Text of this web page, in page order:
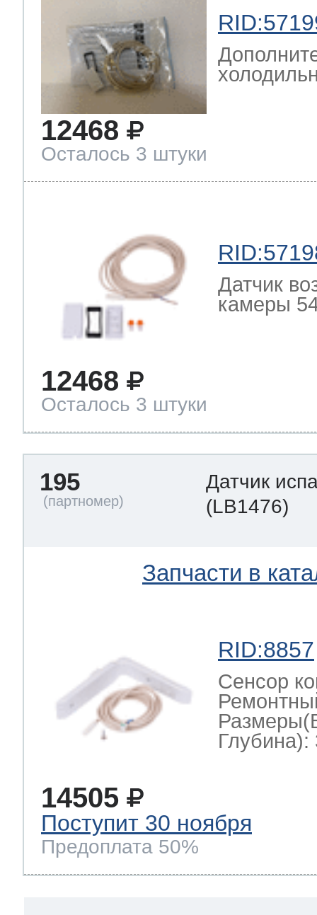
12468
Осталось 3 штуки
Датчик
камеры
12468
Осталось 3 штуки
195
Датчик
(LB1476)
Запчасти в
RID:8857
Сенсор
Глубина):
14505
Поступит 30 ноября
Предоплата 50%